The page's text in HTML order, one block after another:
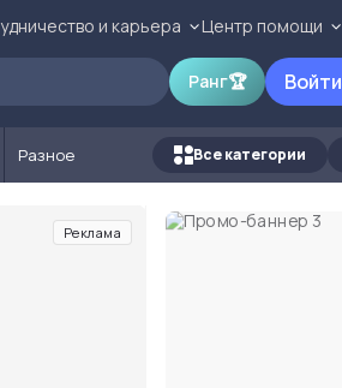
и карьера Центр помощи
Ранг🏆 Войти
Разное Все категории
Реклама